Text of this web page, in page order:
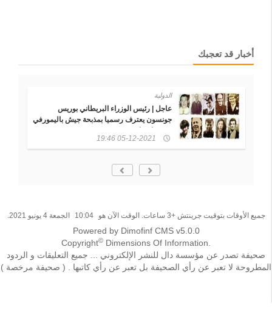
أخبار قد تعجبك
الدولية
عاجل | رئيس الوزراء البريطاني بوريس
جونسون يعترف رسميا بمذبحة جيش باليمورفي
05-12-2021 19:46
جميع الأوقات بتوقيت جرينتش +3 ساعات. الوقت الآن هو 10:04 الجمعة 4 يونيو 2021.
Powered by Dimofinf CMS v5.0.0
Copyright© Dimensions Of Information.
صحيفة تصدر عن مؤسسة دال للنشر الإلكتروني ... جميع التعليقات و الردود
المطروحة لا تعبر عن رأي الصحيفة بل تعبر عن رأي كاتبها . ( صحيفة مرخصة )